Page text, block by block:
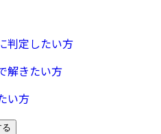
判定したい方
解きたい方
い方
る